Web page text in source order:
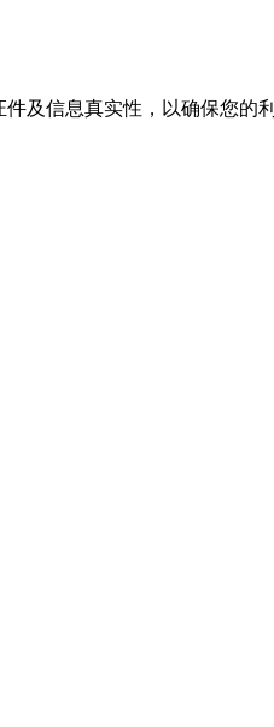
及信息真实性，以确保您的